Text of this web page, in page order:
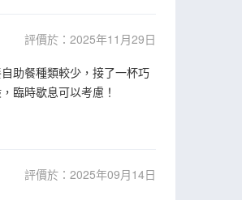
評價於：2025年11月29日
助餐種類較少，接了一杯巧
臨時歇息可以考慮！
評價於：2025年09月14日